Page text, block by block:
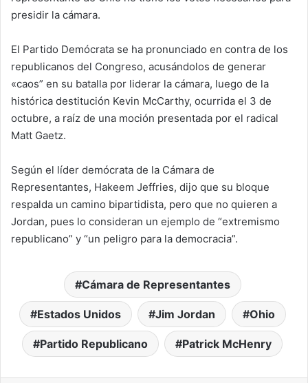
presidir la cámara.
El Partido Demócrata se ha pronunciado en contra de los
republicanos del Congreso, acusándolos de generar
«caos” en su batalla por liderar la cámara, luego de la
histórica destitución Kevin McCarthy, ocurrida el 3 de
octubre, a raíz de una moción presentada por el radical
Matt Gaetz.
Según el líder demócrata de la Cámara de
Representantes, Hakeem Jeffries, dijo que su bloque
respalda un camino bipartidista, pero que no quieren a
Jordan, pues lo consideran un ejemplo de “extremismo
republicano” y “un peligro para la democracia”.
Cámara de Representantes
Estados Unidos Jim Jordan Ohio
Partido Republicano Patrick McHenry